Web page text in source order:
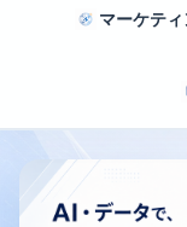
マーケテ